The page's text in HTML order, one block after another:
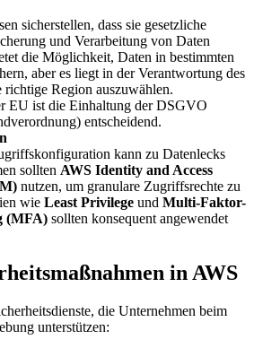
sicherstellen, dass sie gesetzliche
und Verarbeitung von Daten
die Möglichkeit, Daten in bestimmten
aber es liegt in der Verantwortung des
richtige Region auszuwählen.
EU ist die Einhaltung der DSGVO
entscheidend.
kann zu Datenlecks
sollten AWS Identity and Access
nutzen, um granulare Zugriffsrechte zu
wie Least Privilege und Multi-Faktor-
(MFA) sollten konsequent angewendet
in AWS
die Unternehmen beim
unterstützen: